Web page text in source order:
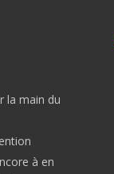
la main du
à en